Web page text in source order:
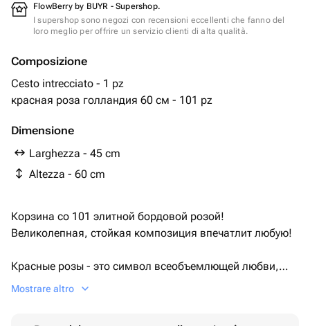
FlowBerry by BUYR - Supershop.
I supershop sono negozi con recensioni eccellenti che fanno del
loro meglio per offrire un servizio clienti di alta qualità.
Composizione
Cesto intrecciato - 1 pz
красная роза голландия 60 см - 101 pz
Dimensione
Larghezza - 45 cm
Altezza - 60 cm
Корзина со 101 элитной бордовой розой!
Великолепная, стойкая композиция впечатлит любую!
Красные розы - это символ всеобъемлющей любви,
необузданной страсти и глубокой привязанности. Если
Mostrare altro